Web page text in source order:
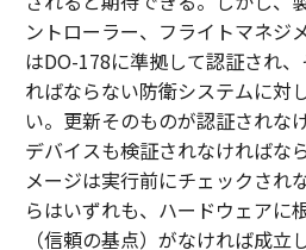
ントローラー、フライトマネジ
はDO-178に準拠して認証され
ればならない防衛システムに対
い。更新そのものが認証されな
デバイスも検証されなければな
メージは実行前にチェックされ
らはいずれも、ハードウェアに
（信頼の基点）がなければ成立